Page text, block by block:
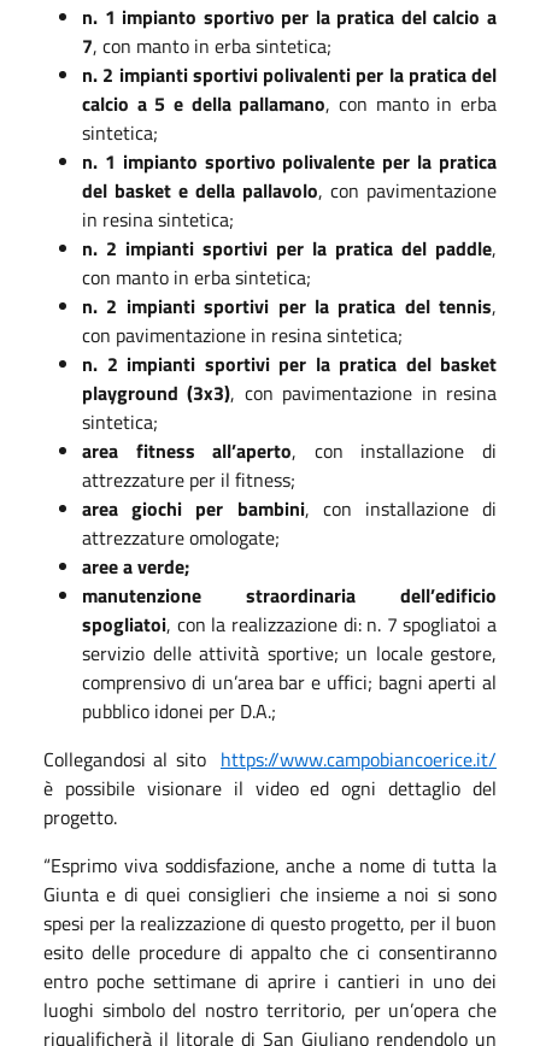
n. 1 impianto sportivo per la pratica del calcio a
7, con manto in erba sintetica;
n. 2 impianti sportivi polivalenti per la pratica del
calcio a 5 e della pallamano,con manto in erba
sintetica;
n. 1 impianto sportivo polivalente per la pratica
del basket e della pallavolo, con pavimentazione
in resina sintetica;
n. 2 impianti sportivi per la pratica del paddle,
con manto in erba sintetica;
n. 2 impianti sportivi per la pratica del tennis,
con pavimentazione in resinasintetica;
n. 2 impianti sportivi per la pratica del basket
playground (3x3), con pavimentazione in resina
sintetica;
area fitness all’aperto, con installazione di
attrezzature per il fitness;
area giochi per bambini, con installazione di
attrezzature omologate;
aree a verde;
manutenzione straordinaria dell’edificio
spogliatoi, con la realizzazione di: n. 7 spogliatoi a
servizio delle attività sportive; un locale gestore,
comprensivo di un’area bar e uffici; bagni aperti al
pubblico idonei per D.A.;
Collegandosi al sito https://www.campobiancoerice.it/
è possibile visionare il video ed ogni dettaglio del
progetto.
“Esprimo viva soddisfazione, anche a nome di tutta la
Giunta e di quei consiglieri che insieme a noi si sono
spesi per la realizzazione di questo progetto, per il buon
esito delle procedure di appalto che ci consentiranno
entro poche settimane di aprire i cantieri in uno dei
luoghi simbolo del nostro territorio, per un’opera che
riqualificherà il litorale di San Giuliano rendendolo un